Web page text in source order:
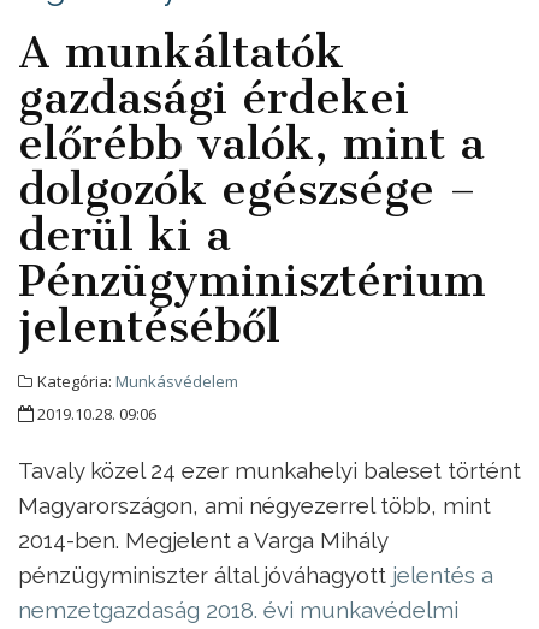
A munkáltatók
gazdasági érdekei
előrébb valók, mint a
dolgozók egészsége –
derül ki a
Pénzügyminisztérium
jelentéséből
Kategória: Munkásvédelem
2019.10.28. 09:06
Tavaly közel 24 ezer munkahelyi baleset történt
Magyarországon, ami négyezerrel több, mint
2014-ben. Megjelent a Varga Mihály
pénzügyminiszter által jóváhagyott jelentés a
nemzetgazdaság 2018. évi munkavédelmi